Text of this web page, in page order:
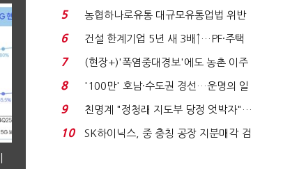
려주는데 우리는 ...
5
농협하나로유통 대규모유통업법 위반
적발…공정위, 과...
6
건설 한계기업 5년 새 3배↑…PF·주택
침체에 재무 ...
7
(현장+)'폭염중대경보'에도 농촌 이주
노동자는 강행군…'야...
8
'100만' 호남·수도권 경선…운명의 일
주일
9
친명계 "정청래 지도부 당정 엇박자"…
친청계 "신천지 오...
10
SK하이닉스, 중 충칭 공장 지분매각 검